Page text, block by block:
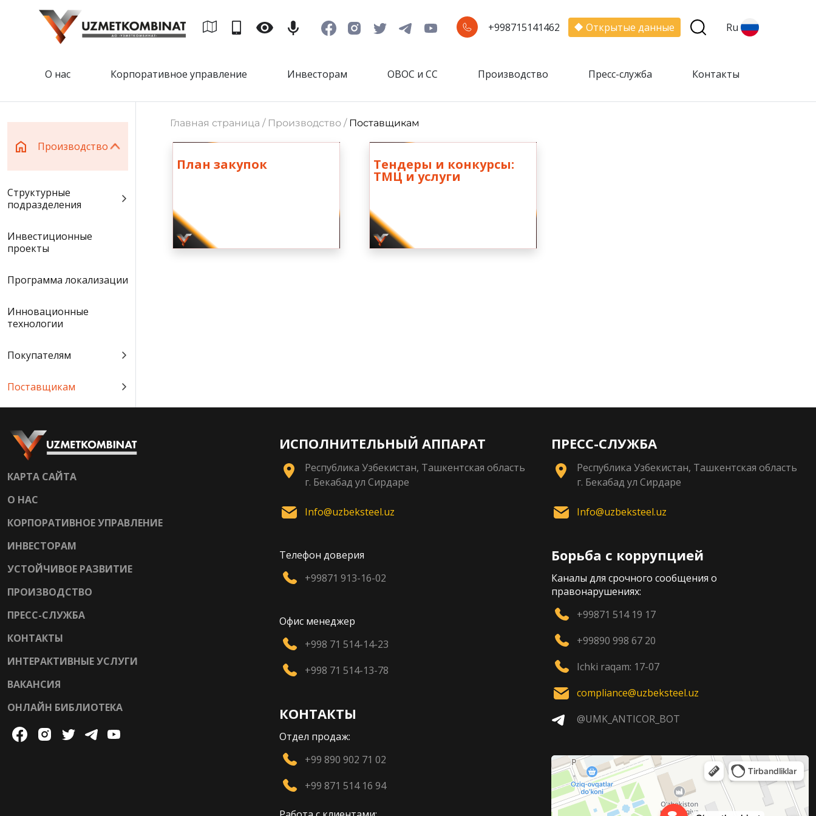
+998715141462 Открытые данные Ru
О нас Корпоративное управление Инвесторам ОВОС и СС Производство Пресс-служба Контакты
Производство
Структурные
подразделения
Инвестиционные
проекты
Программа локализации
Инновационные
технологии
Покупателям
Поставщикам
Главная страница / Производство / Поставщикам
План закупок Тендеры и конкурсы:
ТМЦ и услуги
КАРТА САЙТА
О НАС
КОРПОРАТИВНОЕ УПРАВЛЕНИЕ
ИНВЕСТОРАМ
УСТОЙЧИВОЕ РАЗВИТИЕ
ПРОИЗВОДСТВО
ПРЕСС-СЛУЖБА
КОНТАКТЫ
ИНТЕРАКТИВНЫЕ УСЛУГИ
ВАКАНСИЯ
ОНЛАЙН БИБЛИОТЕКА
ИСПОЛНИТЕЛЬНЫЙ АППАРАТ
Республика Узбекистан, Ташкентская область
г. Бекабад ул Сирдаре
Info@uzbeksteel.uz
Телефон доверия
+99871 913-16-02
Офис менеджер
+998 71 514-14-23
+998 71 514-13-78
КОНТАКТЫ
Отдел продаж:
+99 890 902 71 02
+99 871 514 16 94
ПРЕСС-СЛУЖБА
Республика Узбекистан, Ташкентская область
г. Бекабад ул Сирдаре
Info@uzbeksteel.uz
Борьба с коррупцией
Каналы для срочного сообщения о
правонарушениях:
+99871 514 19 17
+99890 998 67 20
Ichki raqam: 17-07
compliance@uzbeksteel.uz
@UMK_ANTICOR_BOT